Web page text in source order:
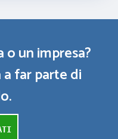
un impresa?
far parte di